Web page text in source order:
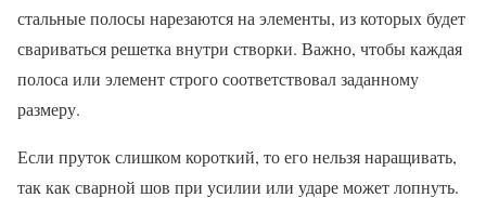
стальные полосы нарезаются на элементы, из которых будет
свариваться решетка внутри створки. Важно, чтобы каждая
полоса или элемент строго соответствовал заданному
размеру.
Если пруток слишком короткий, то его нельзя наращивать,
так как сварной шов при усилии или ударе может лопнуть.